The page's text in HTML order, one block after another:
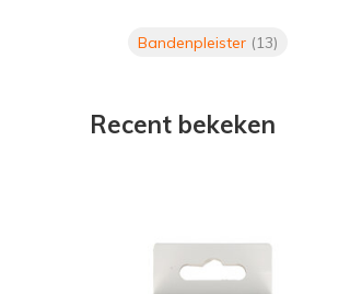
Bandenpleister (13)
Recent bekeken